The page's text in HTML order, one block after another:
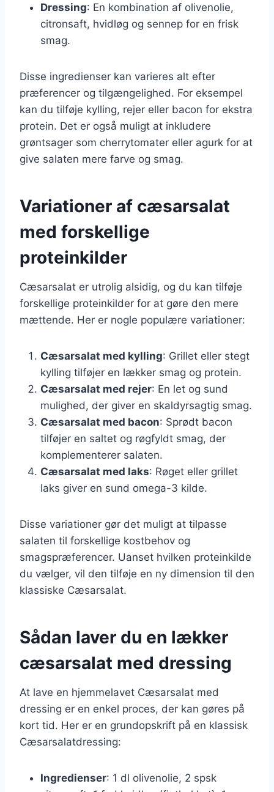
Dressing: En kombination af olivenolie,
citronsaft, hvidløg og sennep for en frisk
smag.
Disse ingredienser kan varieres alt efter
præferencer og tilgængelighed. For eksempel
kan du tilføje kylling, rejer eller bacon for ekstra
protein. Det er også muligt at inkludere
grøntsager som cherrytomater eller agurk for at
give salaten mere farve og smag.
Variationer af cæsarsalat
med forskellige
proteinkilder
Cæsarsalat er utrolig alsidig, og du kan tilføje
forskellige proteinkilder for at gøre den mere
mættende. Her er nogle populære variationer:
Cæsarsalat med kylling: Grillet eller stegt
kylling tilføjer en lækker smag og protein.
Cæsarsalat med rejer: En let og sund
mulighed, der giver en skaldyrsagtig smag.
Cæsarsalat med bacon: Sprødt bacon
tilføjer en saltet og røgfyldt smag, der
komplementerer salaten.
Cæsarsalat med laks: Røget eller grillet
laks giver en sund omega-3 kilde.
Disse variationer gør det muligt at tilpasse
salaten til forskellige kostbehov og
smagspræferencer. Uanset hvilken proteinkilde
du vælger, vil den tilføje en ny dimension til den
klassiske Cæsarsalat.
Sådan laver du en lækker
cæsarsalat med dressing
At lave en hjemmelavet Cæsarsalat med
dressing er en enkel proces, der kan gøres på
kort tid. Her er en grundopskrift på en klassisk
Cæsarsalatdressing:
Ingredienser: 1 dl olivenolie, 2 spsk